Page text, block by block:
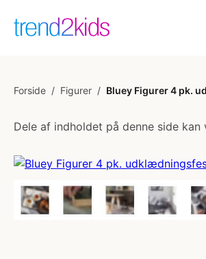
Forside / Figurer / Bluey Figurer 4 pk.
Dele af indholdet på denne side